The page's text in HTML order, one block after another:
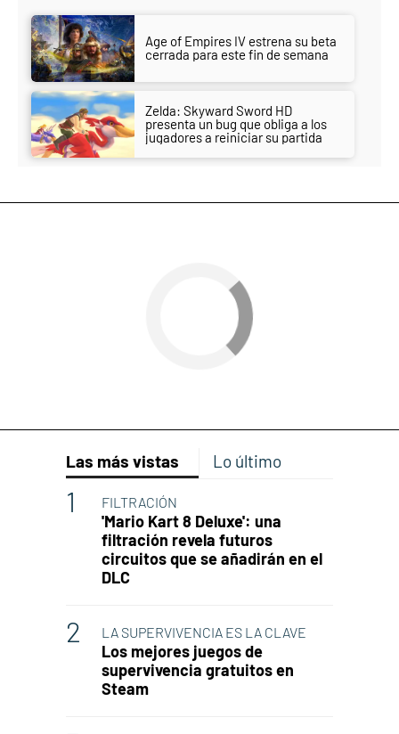
Age of Empires IV estrena su beta
cerrada para este fin de semana
Zelda: Skyward Sword HD
presenta un bug que obliga a los
jugadores a reiniciar su partida
Las más vistas Lo último
FILTRACIÓN
'Mario Kart 8 Deluxe': una
filtración revela futuros
circuitos que se añadirán en el
DLC
LA SUPERVIVENCIA ES LA CLAVE
Los mejores juegos de
supervivencia gratuitos en
Steam